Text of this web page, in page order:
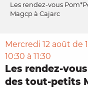
Les rendez-vous
Magcp à Cajarc
Mercredi 12 août de
10:30 à 11:30
Les rendez-
des tout-petits